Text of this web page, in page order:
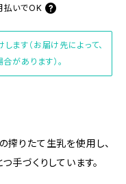
払いでOK
ます（お届け先によって、
があります）。
りたて生乳を使用し、
手づくりしています。